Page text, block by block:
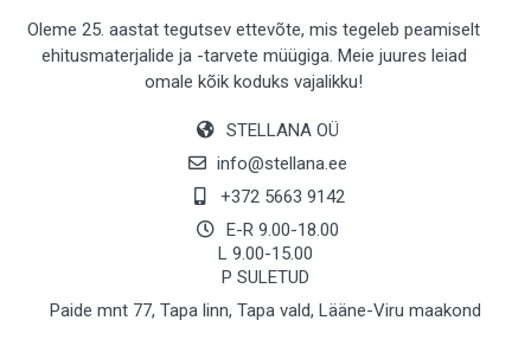
Oleme 25. aastat tegutsev ettevõte, mis tegeleb peamiselt
ehitusmaterjalide ja -tarvete müügiga. Meie juures leiad
omale kõik koduks vajalikku!
STELLANA OÜ
info@stellana.ee
+372 5663 9142
E-R 9.00-18.00
L 9.00-15.00
P SULETUD
Paide mnt 77, Tapa linn, Tapa vald, Lääne-Viru maakond